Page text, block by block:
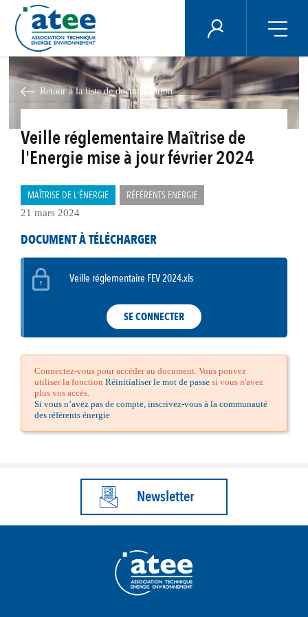
au
contenu
principal
ÉNERGIE PLUS
Retour à la liste de documentation
Veille réglementaire Maîtrise de
l'Energie mise à jour février 2024
MAÎTRISE DE L'ÉNERGIE RÉFÉRENTS ENERGIE
21 mars 2024
DOCUMENT À TÉLÉCHARGER
Veille réglementaire FEV 2024.xls
SE CONNECTER
Connectez-vous pour accéder au document. Vous pouvez
utiliser la fonction Réinitialiser le mot de passesi vous n'avez
plus vos accès.
Si vous n’avez pas de compte, inscrivez-vous à la communauté
des référents énergie
Newsletter
Panneau de gestion des cookies